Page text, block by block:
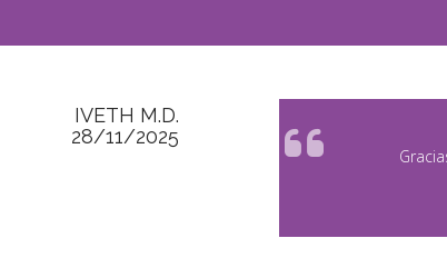
IVETH M.D.
28/11/2025